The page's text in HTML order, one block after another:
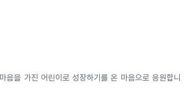
을 가진 어린이로 성장하기를 온 마음으로 응원합니